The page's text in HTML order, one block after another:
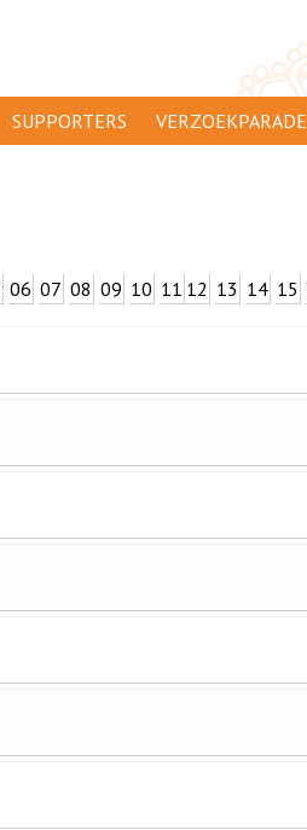
SUPPORTERS VERZOEKPARADE
06 07 08 09 10 11 12 13 14 15